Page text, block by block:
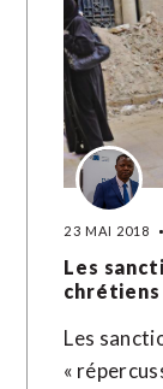
23 MAI 2018
Les
chrétiens
Les
«